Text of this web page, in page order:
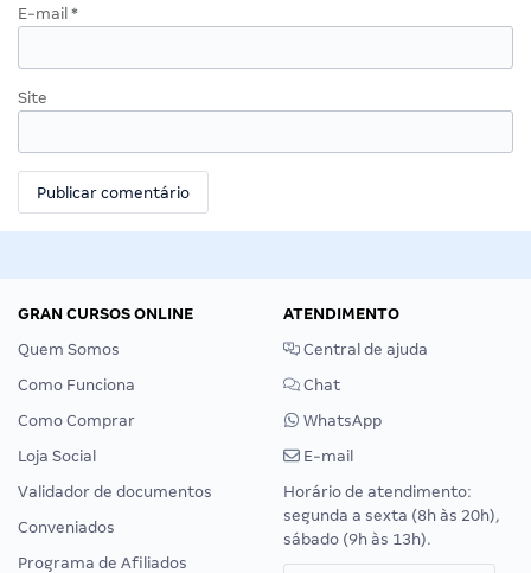
E-mail *
Site
GRAN CURSOS ONLINE
Quem Somos
Como Funciona
Como Comprar
Loja Social
Validador de documentos
Conveniados
Programa de Afiliados
ATENDIMENTO
Central de ajuda
Chat
WhatsApp
E-mail
Horário de atendimento:
segunda a sexta (8h às 20h),
sábado (9h às 13h).